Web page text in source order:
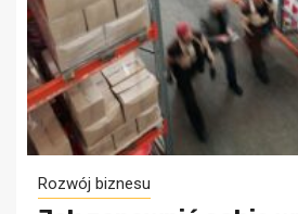
Rozwój biznesu